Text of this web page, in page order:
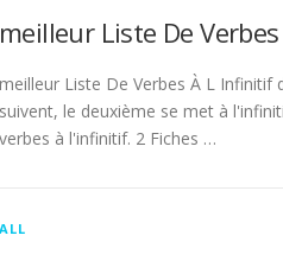
meilleur Liste De
meilleur Liste De Verbes À L Infinitif
suivent, le deuxième se met à
verbes à l'infinitif. 2 Fiches …
ALL